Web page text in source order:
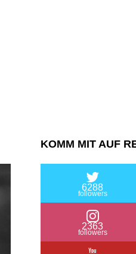
KOMM MIT AUF
6288
followers
2363
followers